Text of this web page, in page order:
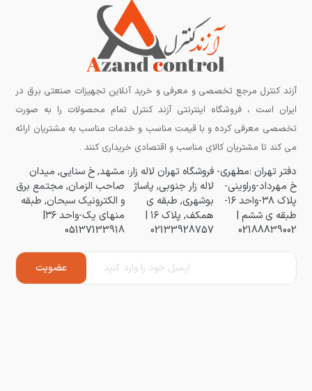
آزند کنترل مرجع تخصصی و معرفی و خرید آنلاین تجهیزات صنعتی برق در
ایران است ، فروشگاه اینترنتی آزند کنترل تمام محصولات را به صورت
تخصصی معرفی کرده و با قیمت مناسب و خدمات مناسب به مشتریان ارائه
می کند تا مشتریان کالای مناسب و اقتصادی خریداری کنند .
دفتر تهران :مطهری-
خ مهرداد-وراوینی-
پلاک ۳۸-واحد ۱۶-
طبقه ی ششم |
02188839002
فروشگاه تهران لاله زار:
لاله زار جنوبی, پاساژ
بوشهری, طبقه ی
همکف, پلاک ۱۶ |
02133928757
مشهد, خ سنایی, میدان
صاحب الزمان, مجتمع برق
و الکترونیک سبحان, طبقه
منهای یک-واحد ۳۶|
05137133918